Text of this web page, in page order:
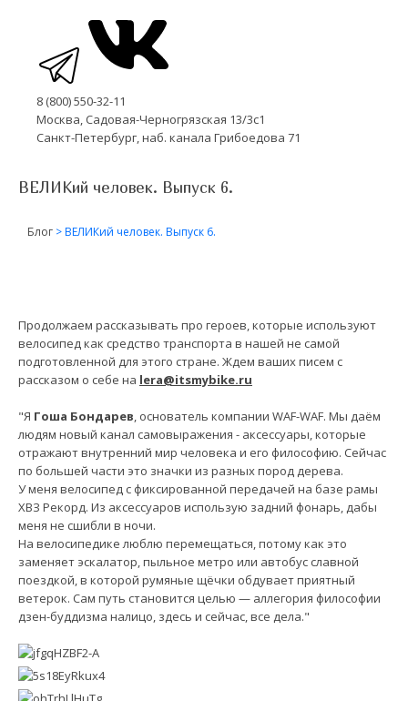
8 (800) 550-32-11
Москва, Садовая-Черногрязская 13/3с1
Санкт-Петербург, наб. канала Грибоедова 71
ВЕЛИКий человек. Выпуск 6.
Блог >ВЕЛИКий человек. Выпуск 6.
Продолжаем рассказывать про героев, которые используют
велосипед как средство транспорта в нашей не самой
подготовленной для этого стране. Ждем ваших писем с
рассказом о себе на lera@itsmybike.ru
"Я Гоша Бондарев, основатель компании WAF-WAF. Мы даём
людям новый канал самовыражения - аксессуары, которые
отражают внутренний мир человека и его философию. Сейчас
по большей части это значки из разных пород дерева.
У меня велосипед с фиксированной передачей на базе рамы
ХВЗ Рекорд. Из аксессуаров использую задний фонарь, дабы
меня не сшибли в ночи.
На велосипедике люблю перемещаться, потому как это
заменяет эскалатор, пыльное метро или автобус славной
поездкой, в которой румяные щёчки обдувает приятный
ветерок. Сам путь становится целью — аллегория философии
дзен-буддизма налицо, здесь и сейчас, все дела."